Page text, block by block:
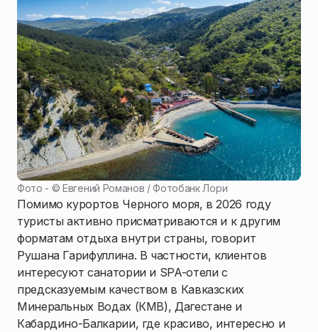
Фото - ©Евгений Романов / Фотобанк Лори
Помимо курортов Черного моря, в 2026 году
туристы активно присматриваются и к другим
форматам отдыха внутри страны, говорит
Рушана Гарифуллина. В частности, клиентов
интересуют санатории и SPA-отели с
предсказуемым качеством в Кавказских
Минеральных Водах (КМВ), Дагестане и
Кабардино-Балкарии, где красиво, интересно и